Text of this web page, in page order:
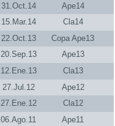
31.Oct.14
Ape14
15.Mar.14
Cla14
22.Oct.13
Copa Ape13
20.Sep.13
Ape13
12.Ene.13
Cla13
27.Jul.12
Ape12
27.Ene.12
Cla12
06.Ago.11
Ape11